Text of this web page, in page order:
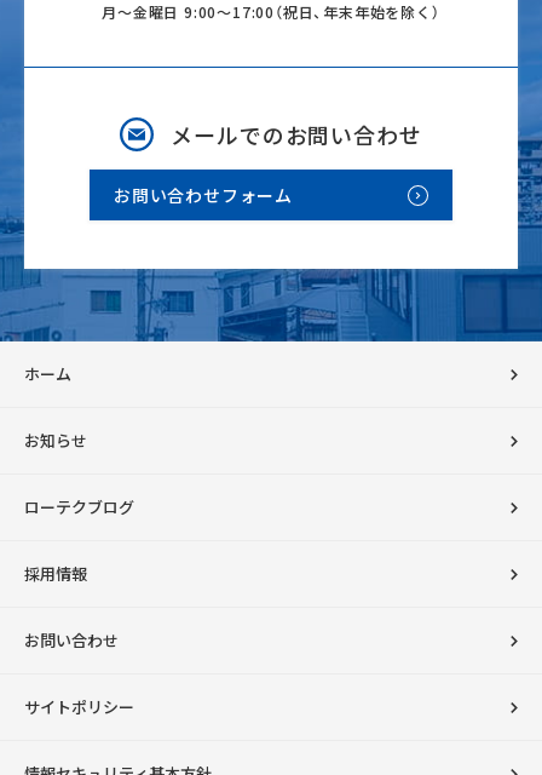
月～金曜日 9:00～17:00（祝日、年末年始を除く）
メールでのお問い合わせ
お問い合わせフォーム
ホーム
お知らせ
ローテクブログ
採用情報
お問い合わせ
サイトポリシー